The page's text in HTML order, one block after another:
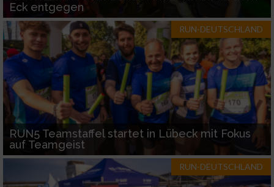
Eck entgegen
RUN-DEUTSCHLAND
RUN5 Teamstaffel startet in Lübeck mit Fokus
auf Teamgeist
RUN-DEUTSCHLAND